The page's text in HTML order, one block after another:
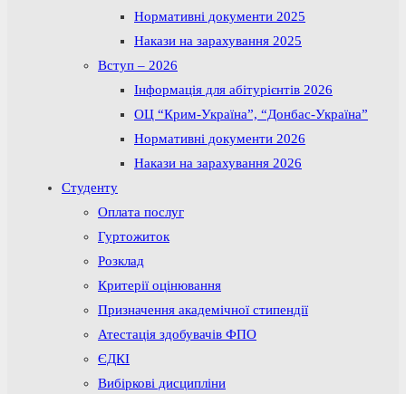
Нормативні документи 2025
Накази на зарахування 2025
Вступ – 2026
Інформація для абітурієнтів 2026
ОЦ “Крим-Україна”, “Донбас-Україна”
Нормативні документи 2026
Накази на зарахування 2026
Студенту
Оплата послуг
Гуртожиток
Розклад
Критерії оцінювання
Призначення академічної стипендії
Атестація здобувачів ФПО
ЄДКІ
Вибіркові дисципліни